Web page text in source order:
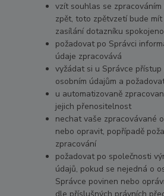
vzít souhlas se
zpět, toto zpětvzetí bude
zasílání dotazníku
požadovat po Správci
údaje zpracovává
vyžádat si u Správce
osobním údajům a
u automatizovaně
jejich přenositelnost
nechat vaše zpracovávané
nebo opravit, popřípadě
zpracování
požadovat po společnosti
údajů, pokud se nejedná o
Správce povinen nebo